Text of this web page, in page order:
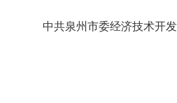
中共泉州市委经济技术开发